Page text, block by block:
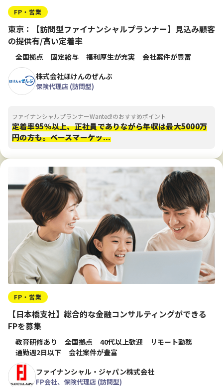
FP・営業
東京：【訪問型ファイナンシャルプランナー】見込み顧客
の提供有/高い定着率
全国拠点 固定給与 福利厚生が充実
会社案件が豊富
株式会社ほけんのぜんぶ
保険代理店 (訪問型)
ファイナンシャルプランナーWanted!のおすすめポイント
定着率95％以上、正社員でありながら年収は最大5000万
円の方も。ベースマーケッ...
FP・営業
【日本橋支社】総合的な金融コンサルティングができる
FPを募集
教育研修あり 全国拠点 40代以上歓迎
リモート勤務
通勤週2日以下
会社案件が豊富
ファイナンシャル・ジャパン株式会社
FP会社、保険代理店 (訪問型)